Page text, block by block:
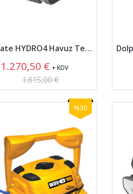
PoolMate HYDRO4 Havuz Temizleme Robotu
1.270,50 €+ KDV
1.815,00 €
%30